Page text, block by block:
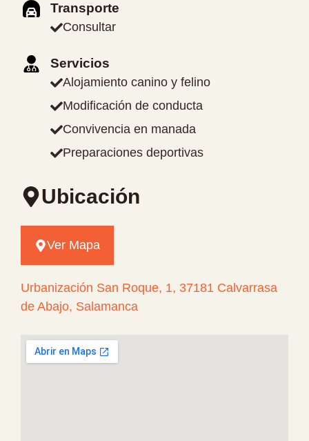
Transporte
Consultar
Servicios
Alojamiento canino y felino
Modificación de conducta
Convivencia en manada
Preparaciones deportivas
Ubicación
Ver Mapa
Urbanización San Roque, 1, 37181 Calvarrasa
de Abajo, Salamanca